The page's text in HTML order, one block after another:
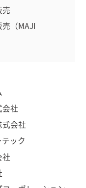
売
（MAJI
社
会社
ック
社